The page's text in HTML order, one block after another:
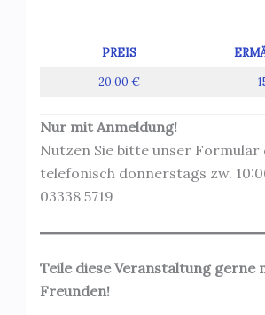
PREIS
20,00 €
Nur mit Anmeldung!
Nutzen Sie bitte unser Formular
telefonisch donnerstags zw.
03338 5719
Teile diese Veranstaltung gerne
Freunden!